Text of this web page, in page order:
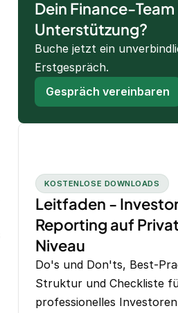
Dein Finance-
Unterstützung?
Buche jetzt ein
Erstgespräch.
Gespräch vereinbaren
KOSTENLOSE DOWNLOADS
Leitfaden -
Reporting auf
Niveau
Do's und Don'ts, Best-
Struktur und Checkliste
professionelles